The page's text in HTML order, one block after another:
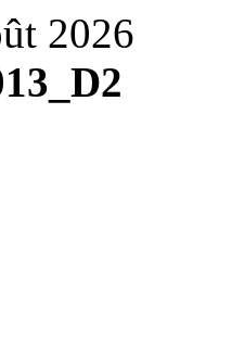
2026